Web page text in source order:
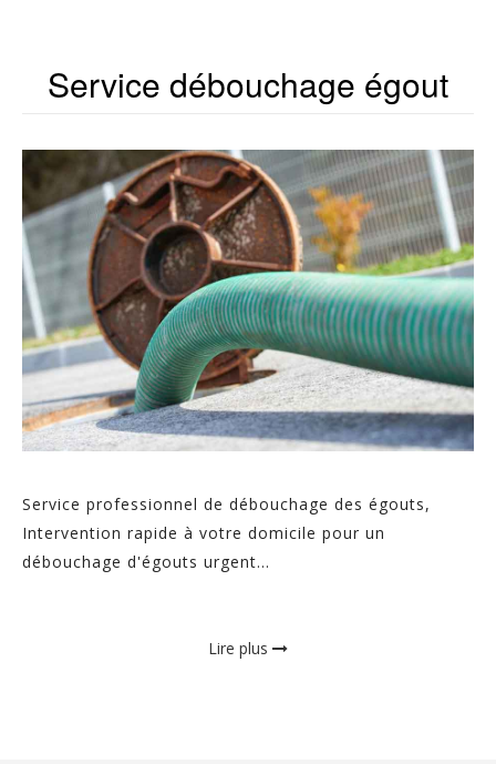
Service débouchage égout
Service professionnel de débouchage des égouts,
Intervention rapide à votre domicile pour un
débouchage d'égouts urgent...
Lire plus